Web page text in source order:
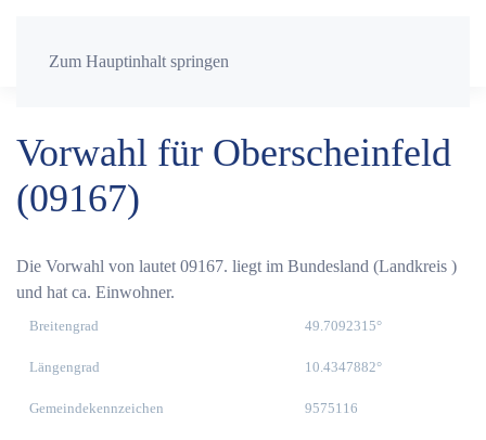
Zum Hauptinhalt springen
Vorwahl für Oberscheinfeld
(09167)
Die Vorwahl von lautet 09167. liegt im Bundesland (Landkreis )
und hat ca. Einwohner.
Breitengrad 49.7092315°
Längengrad 10.4347882°
Gemeindekennzeichen 9575116